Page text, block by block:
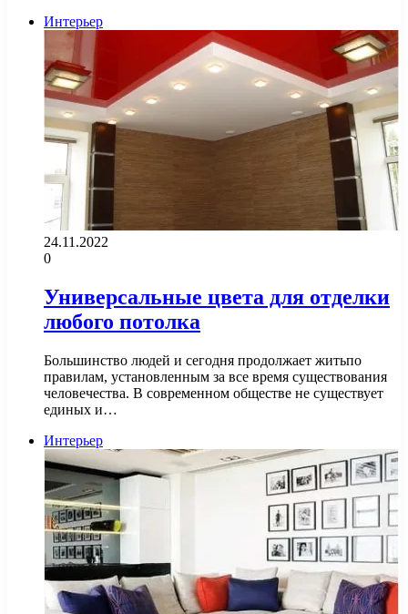
Интерьер
24.11.2022
0
Универсальные цвета для отделки
любого потолка
Большинство людей и сегодня продолжает житьпо
правилам, установленным за все время существования
человечества. В современном обществе не существует
единых и…
Интерьер